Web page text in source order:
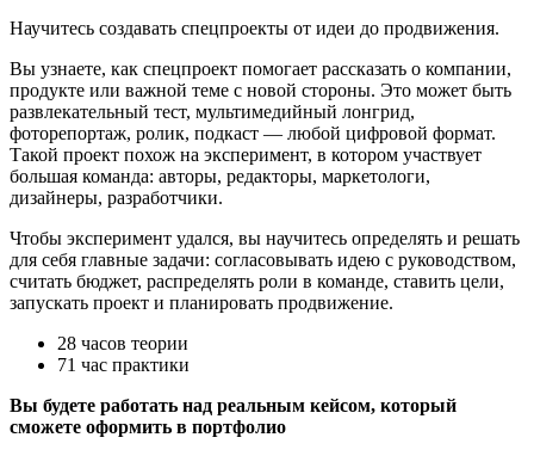
Научитесь создавать спецпроекты от идеи до продвижения.
Вы узнаете, как спецпроект помогает рассказать о компании,
продукте или важной теме с новой стороны. Это может быть
развлекательный тест, мультимедийный лонгрид,
фоторепортаж, ролик, подкаст — любой цифровой формат.
Такой проект похож на эксперимент, в котором участвует
большая команда: авторы, редакторы, маркетологи,
дизайнеры, разработчики.
Чтобы эксперимент удался, вы научитесь определять и решать
для себя главные задачи: согласовывать идею с руководством,
считать бюджет, распределять роли в команде, ставить цели,
запускать проект и планировать продвижение.
28 часов теории
71 час практики
Вы будете работать над реальным кейсом, который
сможете оформить в портфолио